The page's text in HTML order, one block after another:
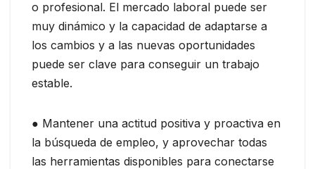
o profesional. El mercado laboral puede ser
muy dinámico y la capacidad de adaptarse a
los cambios y a las nuevas oportunidades
puede ser clave para conseguir un trabajo
estable.
● Mantener una actitud positiva y proactiva en
la búsqueda de empleo, y aprovechar todas
las herramientas disponibles para conectarse